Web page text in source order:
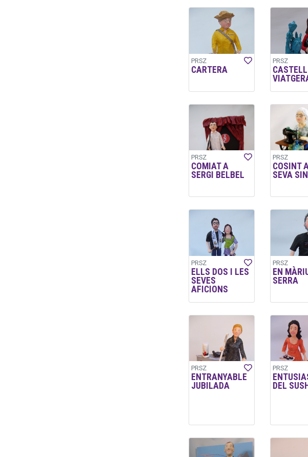
PRSZ
CARTERA
PRSZ
PRSZ
COMIAT A
SERGI BELBEL
PRSZ
COSINT
SEVA
PRSZ
ELLS DOS I LES
SEVES
AFICIONS
PRSZ
EN
SERRA
PRSZ
ENTRANYABLE
JUBILADA
PRSZ
DEL